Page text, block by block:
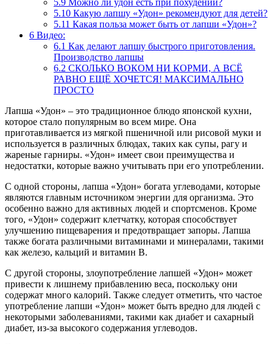
5.10 Какую лапшу «Удон» рекомендуют для детей?
5.11 Какая польза может быть от лапши «Удон»?
6 Видео:
6.1 Как делают лапшу быстрого приготовления.
Производство лапшы
6.2 СКОЛЬКО ВОКОМ НИ КОРМИ, А ВСЁ
РАВНО ЕЩЁ ХОЧЕТСЯ! МАКСИМАЛЬНО
ПРОСТО
Лапша «Удон» – это традиционное блюдо японской кухни,
которое стало популярным во всем мире. Она
приготавливается из мягкой пшеничной или рисовой муки и
используется в различных блюдах, таких как супы, рагу и
жареные гарниры. «Удон» имеет свои преимущества и
недостатки, которые важно учитывать при его употреблении.
С одной стороны, лапша «Удон» богата углеводами, которые
являются главным источником энергии для организма. Это
особенно важно для активных людей и спортсменов. Кроме
того, «Удон» содержит клетчатку, которая способствует
улучшению пищеварения и предотвращает запоры. Лапша
также богата различными витаминами и минералами, такими
как железо, кальций и витамин B.
С другой стороны, злоупотребление лапшей «Удон» может
привести к лишнему прибавлению веса, поскольку они
содержат много калорий. Также следует отметить, что частое
употребление лапши «Удон» может быть вредно для людей с
некоторыми заболеваниями, такими как диабет и сахарный
диабет, из-за высокого содержания углеводов.